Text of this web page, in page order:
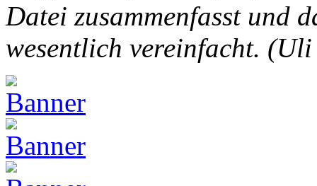
Datei zusammenfasst und
wesentlich vereinfacht.